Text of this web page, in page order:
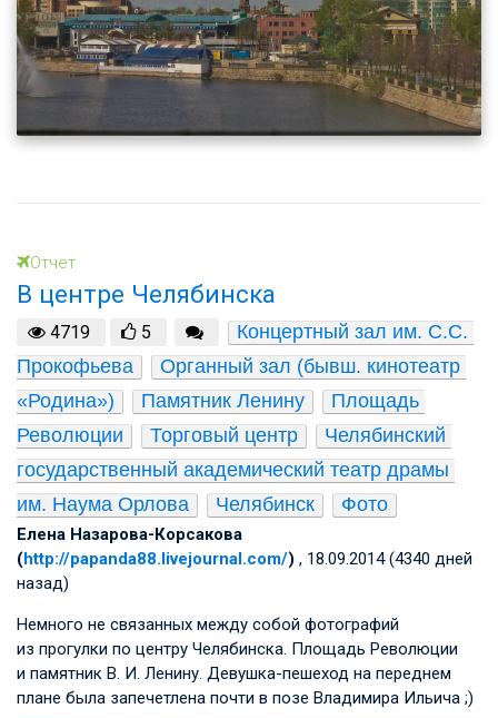
Отчет
В центре Челябинска
4719 5
Концертный зал им. С.С.
Прокофьева
Органный зал (бывш. кинотеатр
«Родина»)
Памятник Ленину
Площадь
Революции
Торговый центр
Челябинский
государственный академический театр драмы
им. Наума Орлова
Челябинск Фото
Елена Назарова-Корсакова
(http://papanda88.livejournal.com/) , 18.09.2014 (4340 дней
назад)
Немного не связанных между собой фотографий
из прогулки по центру Челябинска. Площадь Революции
и памятник В. И. Ленину. Девушка-пешеход на переднем
плане была запечетлена почти в позе Владимира Ильича ;)